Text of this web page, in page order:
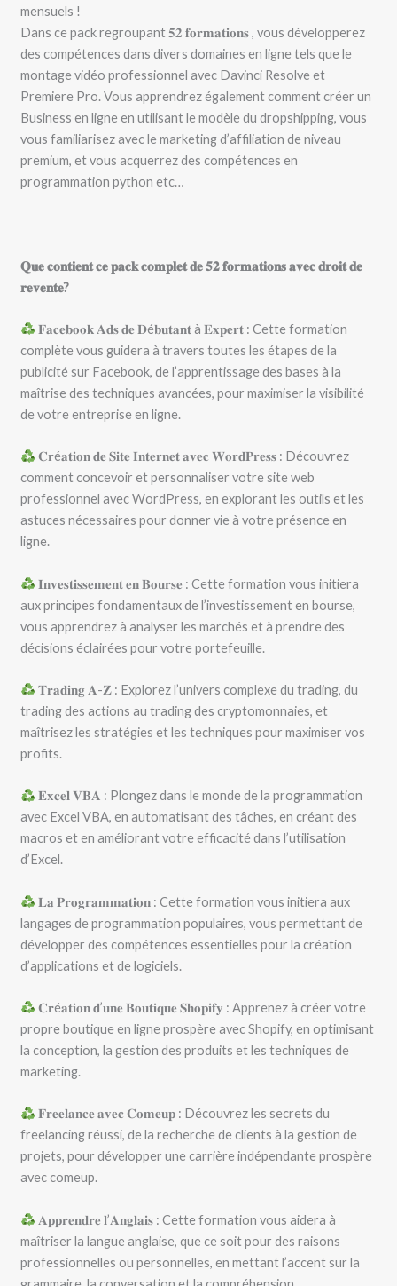
mensuels !
Dans ce pack regroupant 𝟓𝟐 𝐟𝐨𝐫𝐦𝐚𝐭𝐢𝐨𝐧𝐬 , vous développerez
des compétences dans divers domaines en ligne tels que le
montage vidéo professionnel avec Davinci Resolve et
Premiere Pro. Vous apprendrez également comment créer un
Business en ligne en utilisant le modèle du dropshipping, vous
vous familiarisez avec le marketing d’affiliation de niveau
premium, et vous acquerrez des compétences en
programmation python etc…
𝐐𝐮𝐞 𝐜𝐨𝐧𝐭𝐢𝐞𝐧𝐭 𝐜𝐞 𝐩𝐚𝐜𝐤 𝐜𝐨𝐦𝐩𝐥𝐞𝐭 𝐝𝐞 𝟓𝟐 𝐟𝐨𝐫𝐦𝐚𝐭𝐢𝐨𝐧𝐬 𝐚𝐯𝐞𝐜 𝐝𝐫𝐨𝐢𝐭 𝐝𝐞
𝐫𝐞𝐯𝐞𝐧𝐭𝐞?
𝐅𝐚𝐜𝐞𝐛𝐨𝐨𝐤 𝐀𝐝𝐬 𝐝𝐞 𝐃é𝐛𝐮𝐭𝐚𝐧𝐭 à 𝐄𝐱𝐩𝐞𝐫𝐭 : Cette formation
complète vous guidera à travers toutes les étapes de la
publicité sur Facebook, de l’apprentissage des bases à la
maîtrise des techniques avancées, pour maximiser la visibilité
de votre entreprise en ligne.
𝐂𝐫é𝐚𝐭𝐢𝐨𝐧 𝐝𝐞 𝐒𝐢𝐭𝐞 𝐈𝐧𝐭𝐞𝐫𝐧𝐞𝐭 𝐚𝐯𝐞𝐜 𝐖𝐨𝐫𝐝𝐏𝐫𝐞𝐬𝐬 : Découvrez
comment concevoir et personnaliser votre site web
professionnel avec WordPress, en explorant les outils et les
astuces nécessaires pour donner vie à votre présence en
ligne.
𝐈𝐧𝐯𝐞𝐬𝐭𝐢𝐬𝐬𝐞𝐦𝐞𝐧𝐭 𝐞𝐧 𝐁𝐨𝐮𝐫𝐬𝐞 : Cette formation vous initiera
aux principes fondamentaux de l’investissement en bourse,
vous apprendrez à analyser les marchés et à prendre des
décisions éclairées pour votre portefeuille.
𝐓𝐫𝐚𝐝𝐢𝐧𝐠 𝐀-𝐙 : Explorez l’univers complexe du trading, du
trading des actions au trading des cryptomonnaies, et
maîtrisez les stratégies et les techniques pour maximiser vos
profits.
𝐄𝐱𝐜𝐞𝐥 𝐕𝐁𝐀 : Plongez dans le monde de la programmation
avec Excel VBA, en automatisant des tâches, en créant des
macros et en améliorant votre efficacité dans l’utilisation
d’Excel.
𝐋𝐚 𝐏𝐫𝐨𝐠𝐫𝐚𝐦𝐦𝐚𝐭𝐢𝐨𝐧 : Cette formation vous initiera aux
langages de programmation populaires, vous permettant de
développer des compétences essentielles pour la création
d’applications et de logiciels.
𝐂𝐫é𝐚𝐭𝐢𝐨𝐧 𝐝’𝐮𝐧𝐞 𝐁𝐨𝐮𝐭𝐢𝐪𝐮𝐞 𝐒𝐡𝐨𝐩𝐢𝐟𝐲 : Apprenez à créer votre
propre boutique en ligne prospère avec Shopify, en optimisant
la conception, la gestion des produits et les techniques de
marketing.
𝐅𝐫𝐞𝐞𝐥𝐚𝐧𝐜𝐞 𝐚𝐯𝐞𝐜 𝐂𝐨𝐦𝐞𝐮𝐩 : Découvrez les secrets du
freelancing réussi, de la recherche de clients à la gestion de
projets, pour développer une carrière indépendante prospère
avec comeup.
𝐀𝐩𝐩𝐫𝐞𝐧𝐝𝐫𝐞 𝐥’𝐀𝐧𝐠𝐥𝐚𝐢𝐬 : Cette formation vous aidera à
maîtriser la langue anglaise, que ce soit pour des raisons
professionnelles ou personnelles, en mettant l’accent sur la